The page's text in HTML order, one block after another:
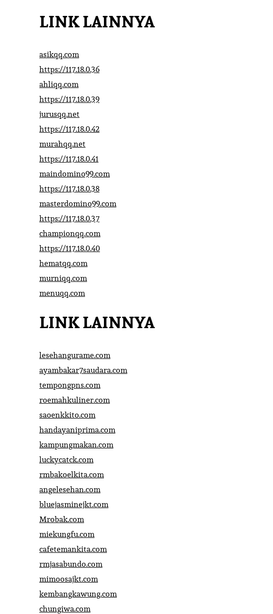
LINK LAINNYA
asikqq.com
https://117.18.0.36
ahliqq.com
https://117.18.0.39
jurusqq.net
https://117.18.0.42
murahqq.net
https://117.18.0.41
maindomino99.com
https://117.18.0.38
masterdomino99.com
https://117.18.0.37
championqq.com
https://117.18.0.40
hematqq.com
murniqq.com
menuqq.com
LINK LAINNYA
lesehangurame.com
ayambakar7saudara.com
tempongpns.com
roemahkuliner.com
saoenkkito.com
handayaniprima.com
kampungmakan.com
luckycatck.com
rmbakoelkita.com
angelesehan.com
bluejasminejkt.com
Mrobak.com
miekungfu.com
cafetemankita.com
rmjasabundo.com
mimoosajkt.com
kembangkawung.com
chungiwa.com